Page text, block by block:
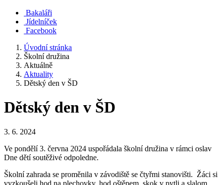
Bakaláři
Jídelníček
Facebook
Úvodní stránka
Školní družina
Aktuálně
Aktuality
Dětský den v ŠD
Dětský den v ŠD
3. 6. 2024
Ve pondělí 3. června 2024 uspořádala školní družina v rámci oslav
Dne dětí soutěživé odpoledne.
Školní zahrada se proměnila v závodiště se čtyřmi stanovišti. Žáci si
vyzkoušeli hod na plechovky, hod oštěpem, skok v pytli a slalom